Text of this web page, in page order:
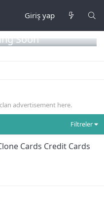
Giriş yap
Soon
advertisement here.
Filtreler
Cards Credit Cards